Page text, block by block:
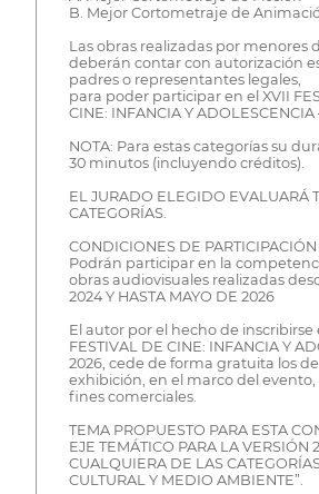
B. Mejor Cortometraje de
Las obras realizadas por menores
deberán contar con autorización
padres o representantes legales,
para poder participar en el XVII
CINE: INFANCIA Y ADOLESCENCIA
NOTA: Para estas categorías su
30 minutos (incluyendo créditos).
EL JURADO ELEGIDO EVALUARÁ
CATEGORÍAS.
CONDICIONES DE PARTICIPACIÓN
Podrán participar en la
obras audiovisuales realizadas
2024 Y HASTA MAYO DE 2026
El autor por el hecho de inscribirse
FESTIVAL DE CINE: INFANCIA Y
2026, cede de forma gratuita los
exhibición, en el marco del evento,
fines comerciales.
TEMA PROPUESTO PARA ESTA
EJE TEMÁTICO PARA LA VERSIÓN
CUALQUIERA DE LAS
CULTURAL Y MEDIO AMBIENTE”.